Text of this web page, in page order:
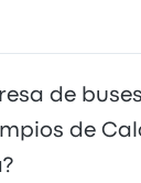
de
de